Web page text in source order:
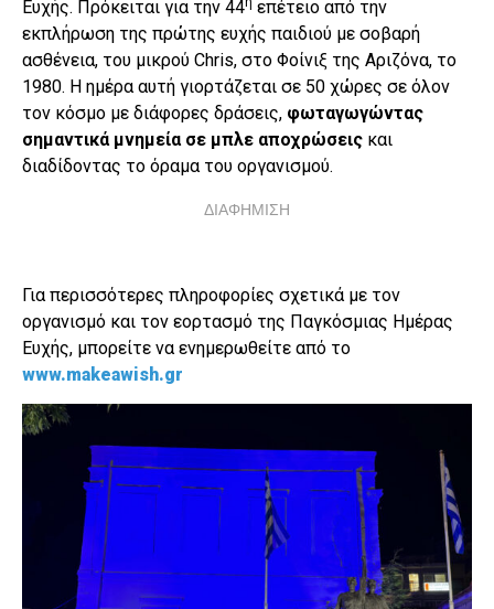
Ευχής. Πρόκειται για την 44 επέτειο από την
εκπλήρωση της πρώτης ευχής παιδιού με σοβαρή
ασθένεια, του μικρού Chris, στο Φοίνιξ της Αριζόνα, το
1980. Η ημέρα αυτή γιορτάζεται σε 50 χώρες σε όλον
τον κόσμο με διάφορες δράσεις, φωταγωγώντας
σημαντικά μνημεία σε μπλε αποχρώσεις και
διαδίδοντας το όραμα του οργανισμού.
ΔΙΑΦΗΜΙΣΗ
Για περισσότερες πληροφορίες σχετικά με τον
οργανισμό και τον εορτασμό της Παγκόσμιας Ημέρας
Ευχής, μπορείτε να ενημερωθείτε από το
www.makeawish.gr